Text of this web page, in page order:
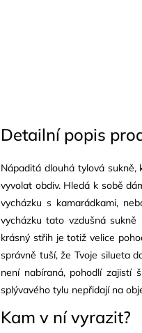
Detailní popis
Nápaditá dlouhá tylová
vyvolat obdiv. Hledá k sobě
vycházku s kamarádkami,
vycházku tato vzdušná sukně
krásný střih je totiž velice
správně tuší, že Tvoje silueta
není nabíraná, pohodlí zajistí
splývavého tylu nepřidají na
Kam v ní vyrazit?